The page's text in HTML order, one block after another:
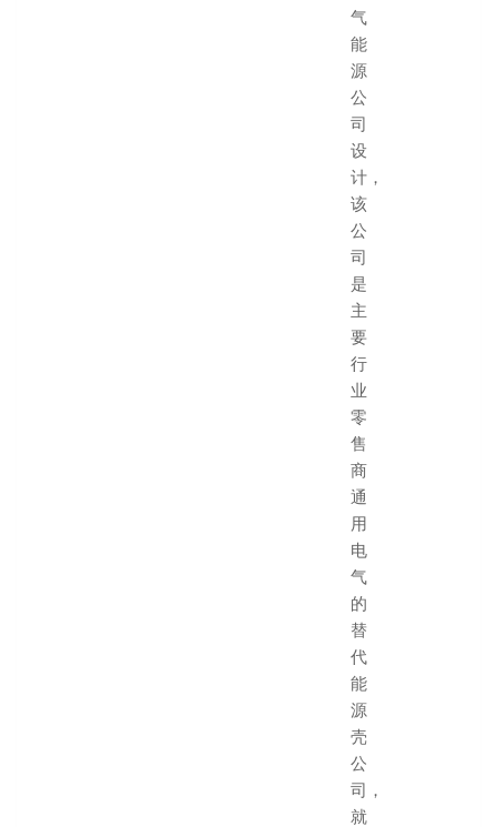
气
能
源
公
司
设
计，
该
公
司
是
主
要
行
业
零
售
商
通
用
电
气
的
替
代
能
源
壳
公
司，
就